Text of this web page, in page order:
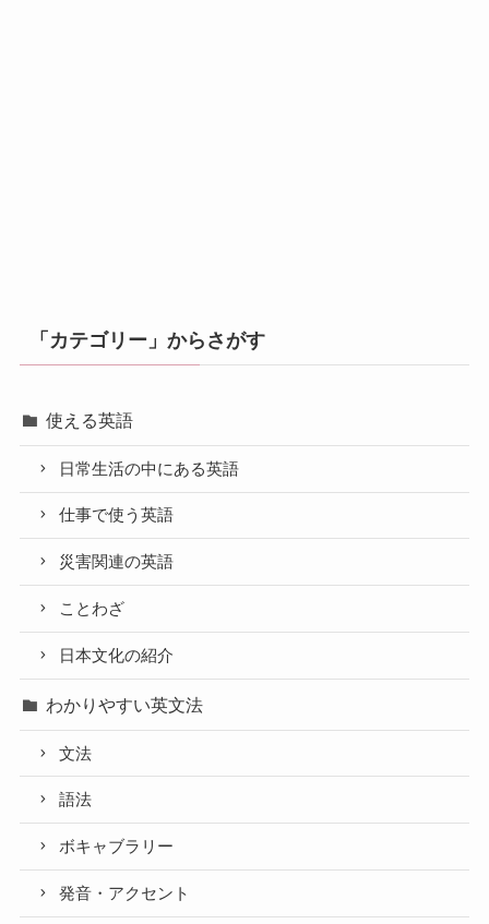
「カテゴリー」からさがす
使える英語
日常生活の中にある英語
仕事で使う英語
災害関連の英語
ことわざ
日本文化の紹介
わかりやすい英文法
文法
語法
ボキャブラリー
発音・アクセント